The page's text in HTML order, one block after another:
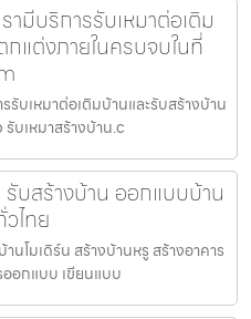
ามีบริการรับเหมาต่อเติม
แต่งภายในครบจบในที่
รับเหมาต่อเติมบ้านและรับสร้างบ้าน
บเหมาสร้างบ้าน.c
รับสร้างบ้าน ออกแบบบ้าน
ไทย
นโมเดิร์น สร้างบ้านหรู สร้างอาคาร
ออกแบบ เขียนแบบ